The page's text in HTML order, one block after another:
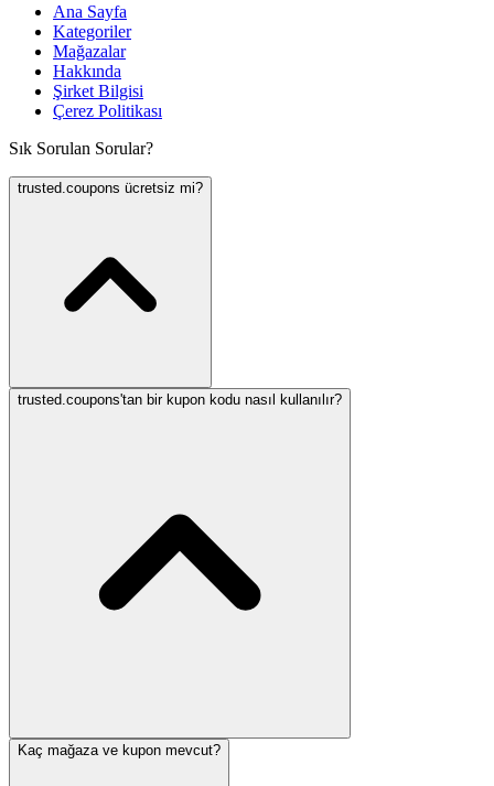
Ana Sayfa
Kategoriler
Mağazalar
Hakkında
Şirket Bilgisi
Çerez Politikası
Sık Sorulan Sorular?
trusted.coupons ücretsiz mi?
trusted.coupons'tan bir kupon kodu nasıl kullanılır?
Kaç mağaza ve kupon mevcut?